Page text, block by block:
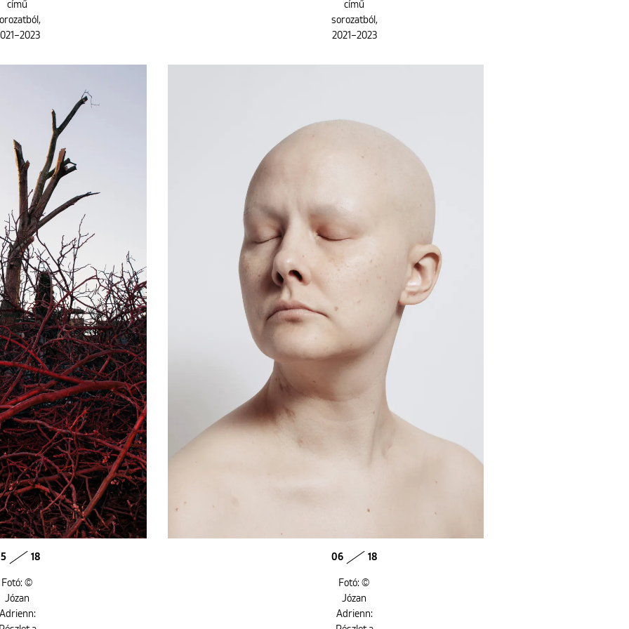
című
című
sorozatból,
2021–2023
18
Fotó: ©
Józan
06 18
Fotó: ©
Józan
Adrienn: